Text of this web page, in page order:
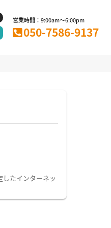
営業時間：9:00am～6:00pm
050-7586-9137
たインターネッ